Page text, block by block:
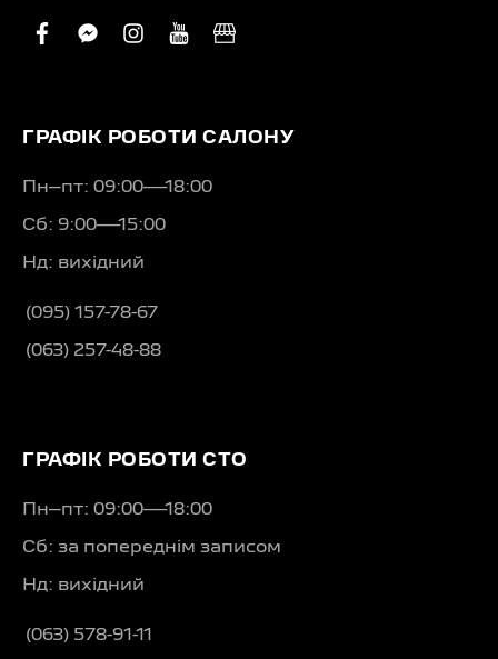
facebook
facebook-
instagram
youtube
business
ГРАФІК РОБОТИ САЛОНУ
Пн–пт: 09:00—18:00
Сб: 9:00—15:00
Нд: вихідний
(095) 157-78-67
(063) 257-48-88
ГРАФІК РОБОТИ СТО
Пн–пт: 09:00—18:00
Сб: за попереднім записом
Нд: вихідний
(063) 578-91-11